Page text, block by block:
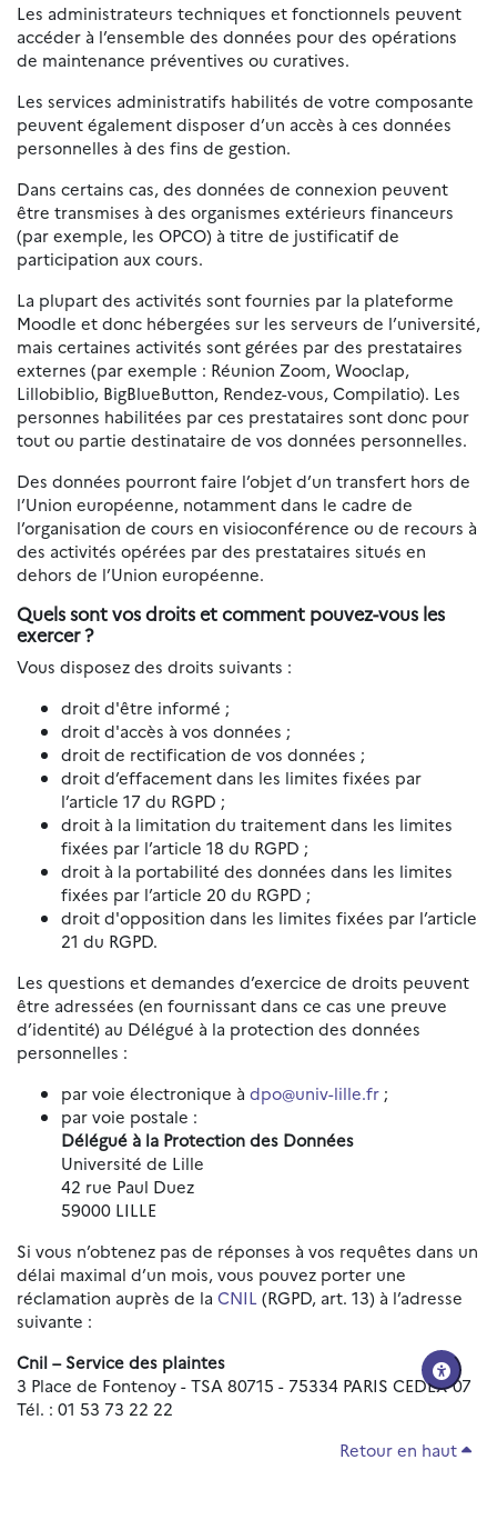
Les administrateurs techniques et fonctionnels peuvent
accéder à l’ensemble des données pour des opérations
de maintenance préventives ou curatives.
Les services administratifs habilités de votre composante
peuvent également disposer d’un accès à ces données
personnelles à des fins de gestion.
Dans certains cas, des données de connexion peuvent
être transmises à des organismes extérieurs financeurs
(par exemple, les OPCO) à titre de justificatif de
participation aux cours.
La plupart des activités sont fournies par la plateforme
Moodle et donc hébergées sur les serveurs de l’université,
mais certaines activités sont gérées par des prestataires
externes (par exemple : Réunion Zoom, Wooclap,
Lillobiblio, BigBlueButton, Rendez-vous, Compilatio). Les
personnes habilitées par ces prestataires sont donc pour
tout ou partie destinataire de vos données personnelles.
Des données pourront faire l’objet d’un transfert hors de
l’Union européenne, notamment dans le cadre de
l’organisation de cours en visioconférence ou de recours à
des activités opérées par des prestataires situés en
dehors de l’Union européenne.
Quels sont vos droits et comment pouvez-vous les
exercer ?
Vous disposez des droits suivants :
droit d'être informé ;
droit d'accès à vos données ;
droit de rectification de vos données ;
droit d’effacement dans les limites fixées par
l’article 17 du RGPD ;
droit à la limitation du traitement dans les limites
fixées par l’article 18 du RGPD ;
droit à la portabilité des données dans les limites
fixées par l’article 20 du RGPD ;
droit d'opposition dans les limites fixées par l’article
21 du RGPD.
Les questions et demandes d’exercice de droits peuvent
être adressées (en fournissant dans ce cas une preuve
d’identité) au Délégué à la protection des données
personnelles :
par voie électronique à dpo@univ-lille.fr ;
par voie postale :
Délégué à la Protection des Données
Université de Lille
42 rue Paul Duez
59000 LILLE
Si vous n’obtenez pas de réponses à vos requêtes dans un
délai maximal d’un mois, vous pouvez porter une
réclamation auprès de la CNIL (RGPD, art. 13) à l’adresse
suivante :
Cnil – Service des plaintes
3 Place de Fontenoy - TSA 80715 - 75334 PARIS CEDEX 07
Tél. : 01 53 73 22 22
Retour en haut